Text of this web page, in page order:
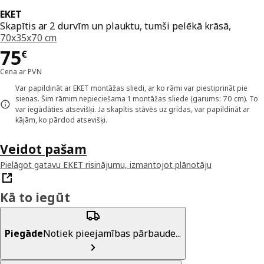
EKET
Skapītis ar 2 durvīm un plauktu, tumši pelēkā krāsā,
70x35x70 cm
75€
Cena 75€
Cena ar PVN
Var papildināt ar EKET montāžas sliedi, ar ko rāmi var piestiprināt pie
sienas. Šim rāmim nepieciešama 1 montāžas sliede (garums: 70 cm). To
var iegādāties atsevišķi. Ja skapītis stāvēs uz grīdas, var papildināt ar
kājām, ko pārdod atsevišķi.
Veidot pašam
Pielāgot gatavu EKET risinājumu, izmantojot plānotāju
Kā to iegūt
PiegādeNotiek pieejamības pārbaude...